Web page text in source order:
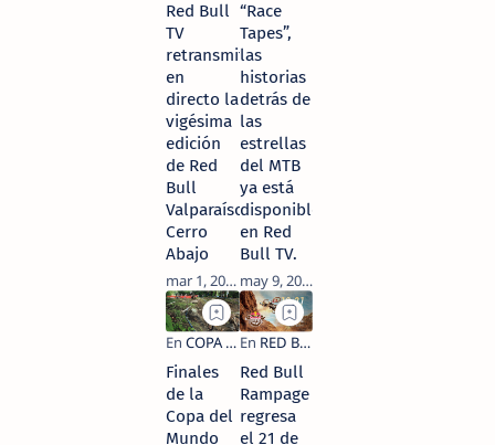
Red Bull
TV
retransmitirá
en
directo la
vigésima
edición
de Red
Bull
Valparaíso
Cerro
Abajo
“Race
Tapes”,
las
historias
detrás de
las
estrellas
del MTB
ya está
disponible
en Red
Bull TV.
Finales
de la
Copa del
Mundo
Red Bull
Rampage
regresa
el 21 de